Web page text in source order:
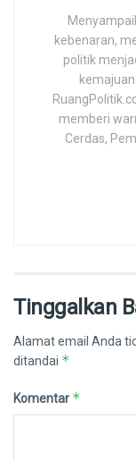
kebenaran,
politik
memberi
Cerdas,
Tinggalkan
Alamat email Anda
ditandai *
Komentar *